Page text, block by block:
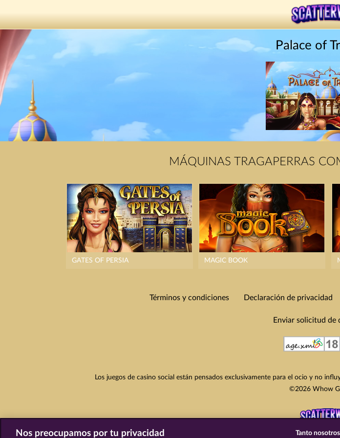
Palace of
MÁQUINAS TRAGAPERRAS
GATES OF PERSIA MAGIC BOOK
Términos y condiciones Declaración de privacidad
Enviar solicitud de
Los juegos de casino social están pensados exclusivamente para el ocio y no
©2026 Whow
Nos preocupamos por tu privacidad Tanto